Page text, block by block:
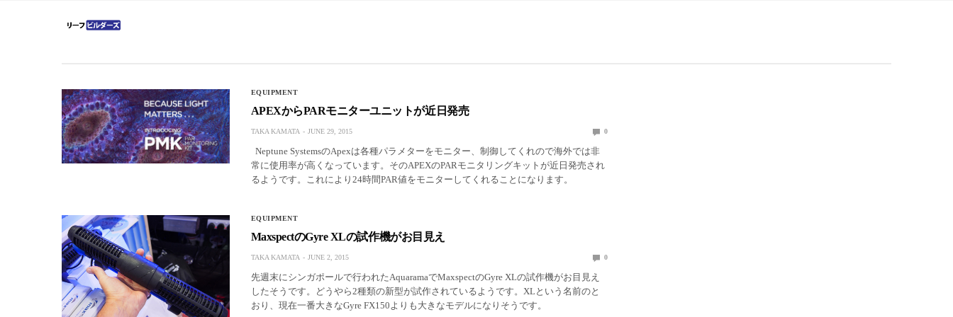
EQUIPMENT
APEXからPARモニターユニットが近日発売
TAKA KAMATA JUNE 29, 2015 0
Neptune SystemsのApexは各種パラメターをモニター、制御してくれので海外では非
常に使用率が高くなっています。そのAPEXのPARモニタリングキットが近日発売され
るようです。これにより24時間PAR値をモニターしてくれることになります。
EQUIPMENT
MaxspectのGyre XLの試作機がお目見え
TAKA KAMATA JUNE 2, 2015 0
先週末にシンガポールで行われたAquaramaでMaxspectのGyre XLの試作機がお目見え
したそうです。どうやら2種類の新型が試作されているようです。XLという名前のと
おり、現在一番大きなGyre FX150よりも大きなモデルになりそうです。